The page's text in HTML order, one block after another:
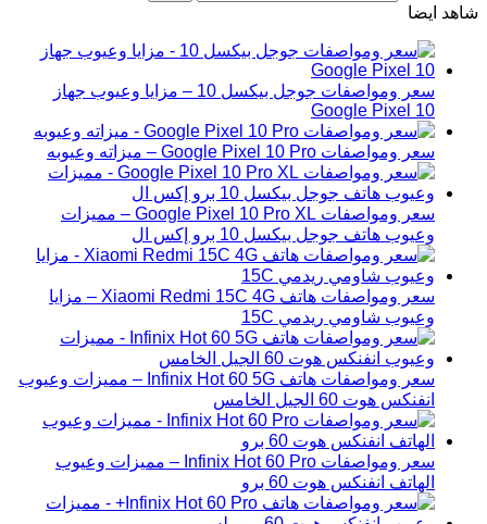
شاهد ايضا
سعر ومواصفات جوجل بيكسل 10 – مزايا وعيوب جهاز
Google Pixel 10
سعر ومواصفات Google Pixel 10 Pro – ميزاته وعيوبه
سعر ومواصفات Google Pixel 10 Pro XL – مميزات
وعيوب هاتف جوجل بيكسل 10 برو إكس ال
سعر ومواصفات هاتف Xiaomi Redmi 15C 4G – مزايا
وعيوب شاومي ريدمي 15C
سعر ومواصفات هاتف Infinix Hot 60 5G – مميزات وعيوب
انفنكس هوت 60 الجيل الخامس
سعر ومواصفات Infinix Hot 60 Pro – مميزات وعيوب
الهاتف انفنكس هوت 60 برو